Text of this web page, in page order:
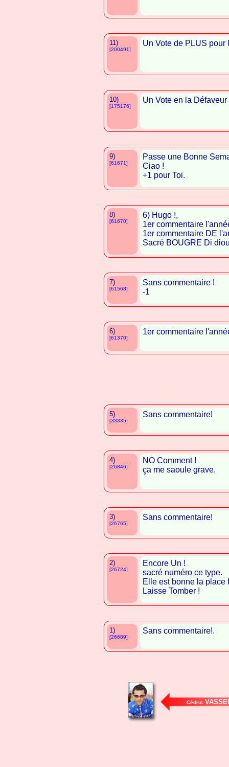
11)
[200491]
Un Vote de PLUS pour
10)
[175176]
Un Vote en la
9)
[61671]
Passe une Bonne
Ciao !
+1 pour Toi.
8)
[61670]
6) Hugo !,
1er commentaire
1er commentaire DE
Sacré BOUGRE Di
7)
[61568]
Sans commentaire !
-1
6)
[61370]
1er commentaire
5)
[33335]
Sans commentaire!
4)
[26846]
NO Comment !
ça me saoule grave.
3)
[26765]
Sans commentaire!
2)
[26724]
Encore Un !
sacré numéro ce type.
Elle est bonne la place
Laisse Tomber !
1)
[26689]
Sans commentaire!.
Cédric